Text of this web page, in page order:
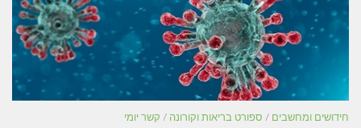
חידושים ומחשבים / ספורט בריאות וקורונה / קשר יומי